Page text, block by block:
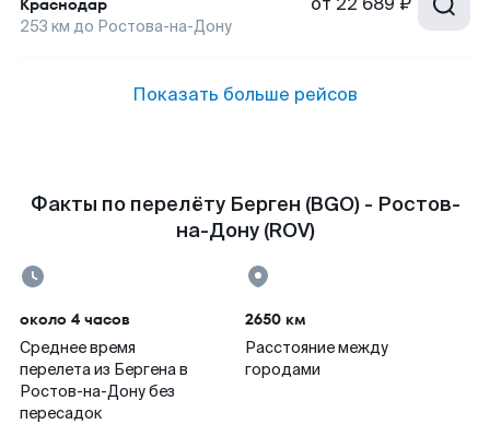
Краснодар
253 км до Ростова-на-Дону
Показать больше рейсов
Факты по перелёту Берген (BGO) - Ростов-
на-Дону (ROV)
около 4 часов
Среднее время
перелета из Бергена в
Ростов-на-Дону без
пересадок
2650 км
Расстояние между
городами